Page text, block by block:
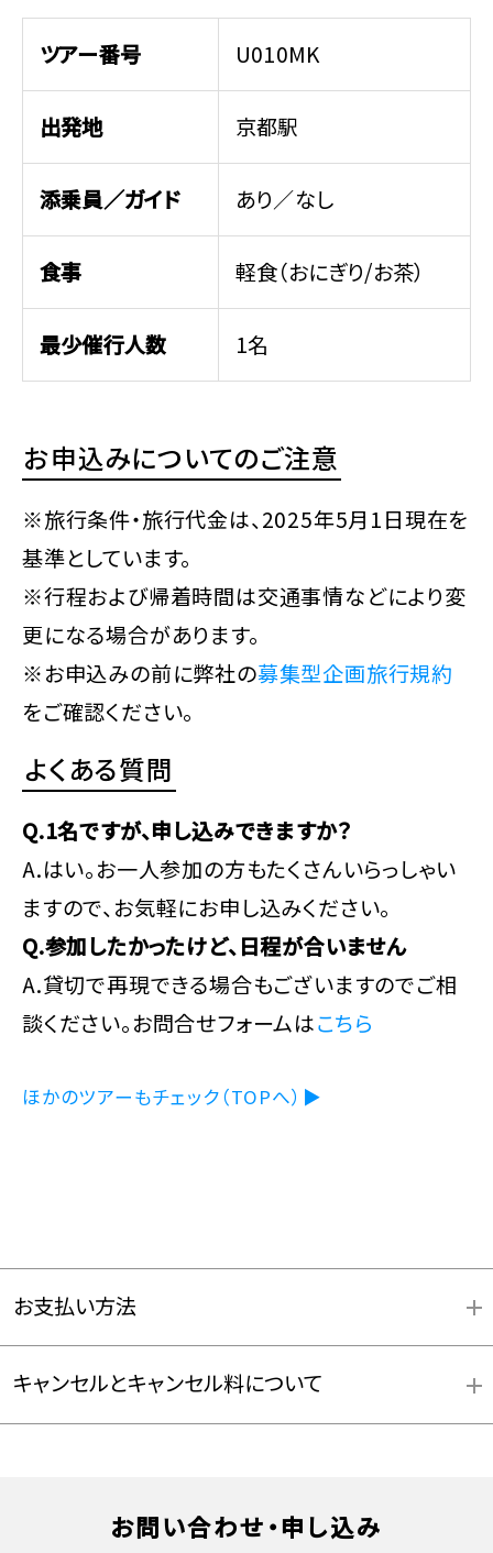
ツアー番号 U010MK
出発地 京都駅
添乗員／ガイド あり／なし
食事 軽食（おにぎり/お茶）
最少催行人数 1名
お申込みについてのご注意
※旅行条件・旅行代金は、2025年5月1日現在を
基準としています。
※行程および帰着時間は交通事情などにより変
更になる場合があります。
※お申込みの前に弊社の募集型企画旅行規約
をご確認ください。
よくある質問
Q.1名ですが、申し込みできますか？
A.はい。お一人参加の方もたくさんいらっしゃい
ますので、お気軽にお申し込みください。
Q.参加したかったけど、日程が合いません
A.貸切で再現できる場合もございますのでご相
談ください。お問合せフォームはこちら
ほかのツアーもチェック（TOPへ）▶
お支払い方法
キャンセルとキャンセル料について
お問い合わせ・申し込み